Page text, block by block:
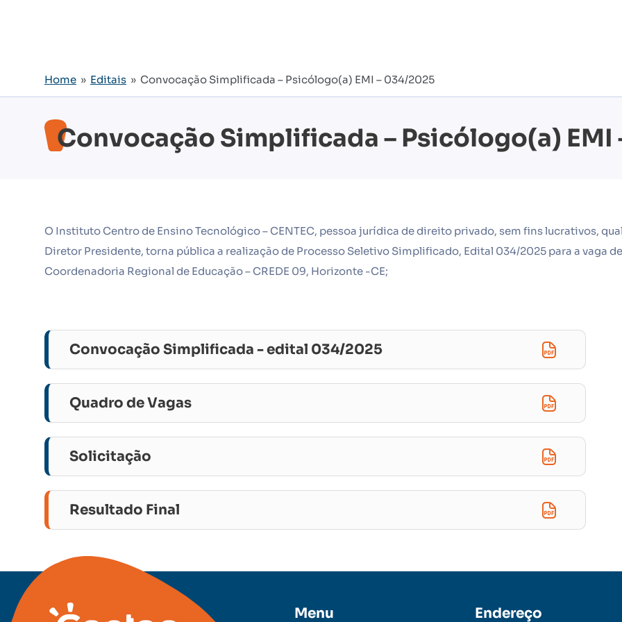
Home » Editais » Convocação Simplificada – Psicólogo(a) EMI – 034/2025
Convocação Simplificada – Psicólogo(a)
O Instituto Centro de Ensino Tecnológico – CENTEC, pessoa jurídica de direito privado, sem fins lucrativos,
Diretor Presidente, torna pública a realização de Processo Seletivo Simplificado, Edital 034/2025 para a vaga
Coordenadoria Regional de Educação – CREDE 09, Horizonte -CE;
Convocação Simplificada - edital 034/2025
Quadro de Vagas
Solicitação
Resultado Final
Menu Endereço